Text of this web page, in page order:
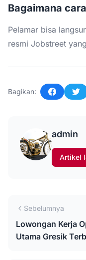
Bagaimana
Pelamar bisa
resmi Jobstreet
Bagikan:
Facebook
admin
Artikel
Sebelumnya
Lowongan Kerja
Utama Gresik